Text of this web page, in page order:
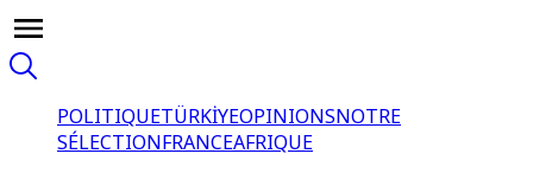
POLITIQUETÜRKİYEOPINIONSNOTRE
SÉLECTIONFRANCEAFRIQUE